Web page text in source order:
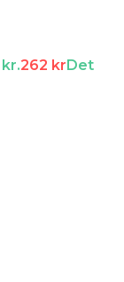
262 krDet